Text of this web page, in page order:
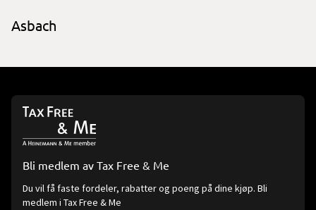
Asbach
Bli medlem av Tax Free & Me
Du vil få faste fordeler, rabatter og poeng på dine kjøp. Bli
medlem i Tax Free & Me